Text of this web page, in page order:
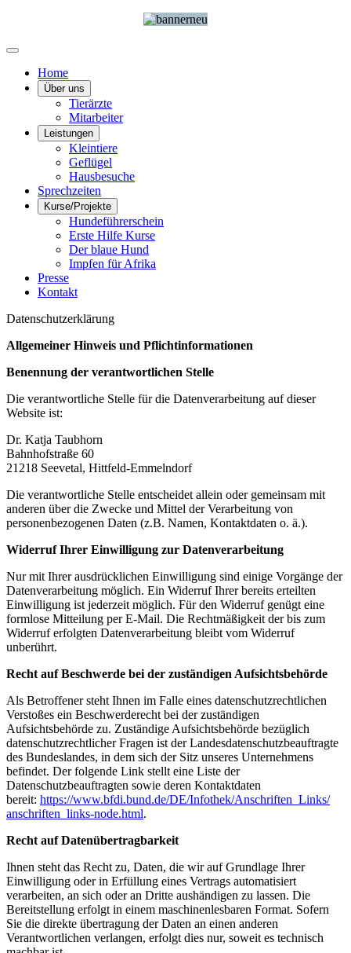
Home
Über uns
Tierärzte
Mitarbeiter
Leistungen
Kleintiere
Geflügel
Hausbesuche
Sprechzeiten
Kurse/Projekte
Hundeführerschein
Erste Hilfe Kurse
Der blaue Hund
Impfen für Afrika
Presse
Kontakt
Datenschutzerklärung
Allgemeiner Hinweis und Pflichtinformationen
Benennung der verantwortlichen Stelle
Die verantwortliche Stelle für die Datenverarbeitung auf dieser
Website ist:
Dr. Katja Taubhorn
Bahnhofstraße 60
21218 Seevetal, Hittfeld-Emmelndorf
Die verantwortliche Stelle entscheidet allein oder gemeinsam mit
anderen über die Zwecke und Mittel der Verarbeitung von
personenbezogenen Daten (z.B. Namen, Kontaktdaten o. ä.).
Widerruf Ihrer Einwilligung zur Datenverarbeitung
Nur mit Ihrer ausdrücklichen Einwilligung sind einige Vorgänge der
Datenverarbeitung möglich. Ein Widerruf Ihrer bereits erteilten
Einwilligung ist jederzeit möglich. Für den Widerruf genügt eine
formlose Mitteilung per E-Mail. Die Rechtmäßigkeit der bis zum
Widerruf erfolgten Datenverarbeitung bleibt vom Widerruf
unberührt.
Recht auf Beschwerde bei der zuständigen Aufsichtsbehörde
Als Betroffener steht Ihnen im Falle eines datenschutzrechtlichen
Verstoßes ein Beschwerderecht bei der zuständigen
Aufsichtsbehörde zu. Zuständige Aufsichtsbehörde bezüglich
datenschutzrechtlicher Fragen ist der Landesdatenschutzbeauftragte
des Bundeslandes, in dem sich der Sitz unseres Unternehmens
befindet. Der folgende Link stellt eine Liste der
Datenschutzbeauftragten sowie deren Kontaktdaten
bereit: https://www.bfdi.bund.de/DE/Infothek/Anschriften_Links/
anschriften_links-node.html.
Recht auf Datenübertragbarkeit
Ihnen steht das Recht zu, Daten, die wir auf Grundlage Ihrer
Einwilligung oder in Erfüllung eines Vertrags automatisiert
verarbeiten, an sich oder an Dritte aushändigen zu lassen. Die
Bereitstellung erfolgt in einem maschinenlesbaren Format. Sofern
Sie die direkte übertragung der Daten an einen anderen
Verantwortlichen verlangen, erfolgt dies nur, soweit es technisch